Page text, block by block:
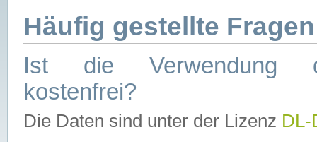
Häufig gestellte
Ist die Verwendung
kostenfrei?
Die Daten sind unter der Lizenz